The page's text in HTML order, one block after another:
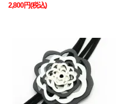
2,800円(税込)